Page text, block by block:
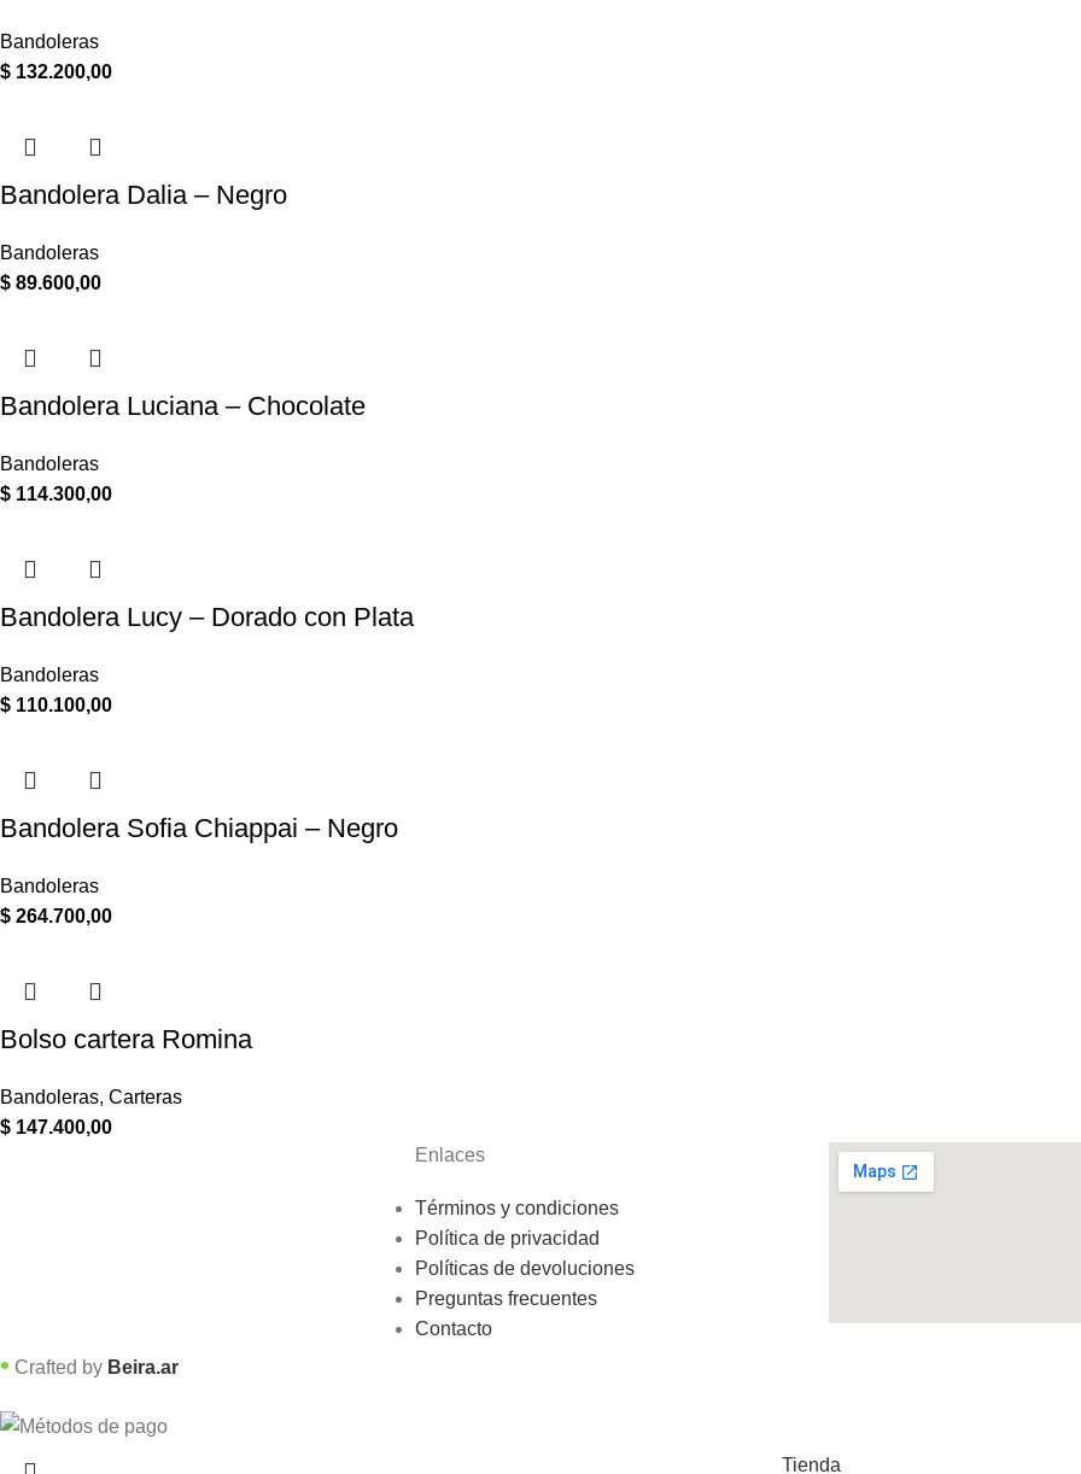
Bandoleras
$ 132.200,00
Bandolera Dalia – Negro
Bandoleras
$ 89.600,00
Bandolera Luciana – Chocolate
Bandoleras
$ 114.300,00
Bandolera Lucy – Dorado con Plata
Bandoleras
$ 110.100,00
Bandolera Sofia Chiappai – Negro
Bandoleras
$ 264.700,00
Bolso cartera Romina
Bandoleras, Carteras
$ 147.400,00
Enlaces
Términos y condiciones
Política de privacidad
Políticas de devoluciones
Preguntas frecuentes
Contacto
• Crafted by Beira.ar
Tienda